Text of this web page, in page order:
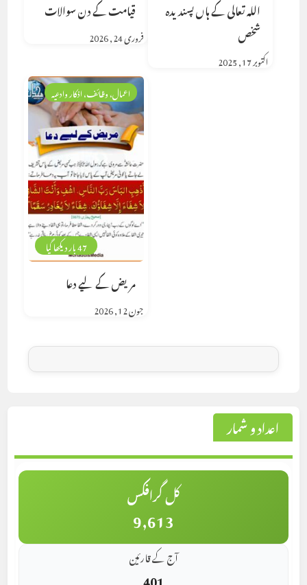
قیامت کے دن سوالات
فروری 24, 2026
اللہ تعالی کے ہاں پسندیدہ
شخص
اکتوبر 17, 2025
47 بار دیکھا گیا
اعمال، وظائف، اذکار وادعیہ
مریض کے لیے دعا
جون 12, 2026
اعداد و شمار
کل گرافکس
9,613
آج کے قارئین